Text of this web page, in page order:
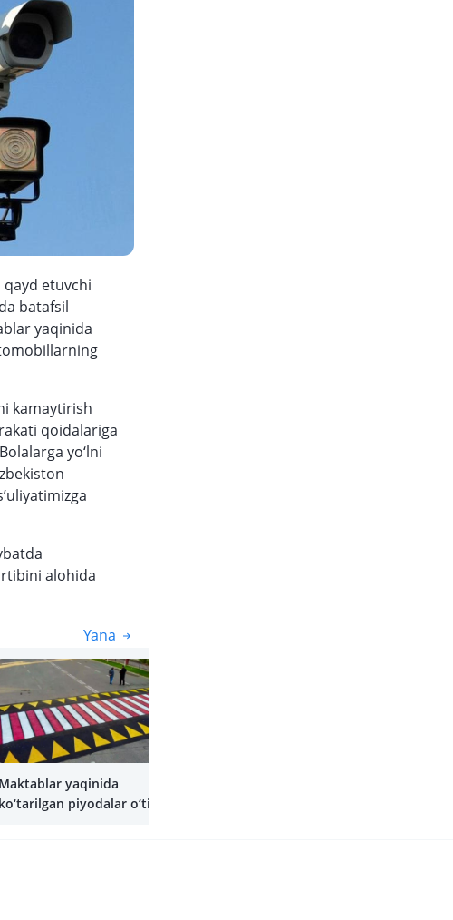
qayd etuvchi
batafsil
yaqinida
kamaytirish
qoidalariga
yo‘lni
alohida
Yana
Maktablar yaqinida
ko‘tarilgan piyodalar o‘tish